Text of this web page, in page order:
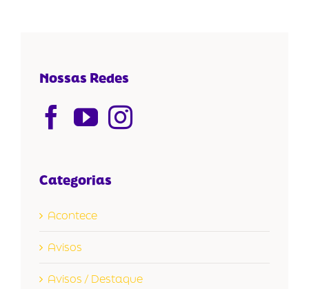
Nossas Redes
Categorias
Acontece
Avisos
Avisos / Destaque